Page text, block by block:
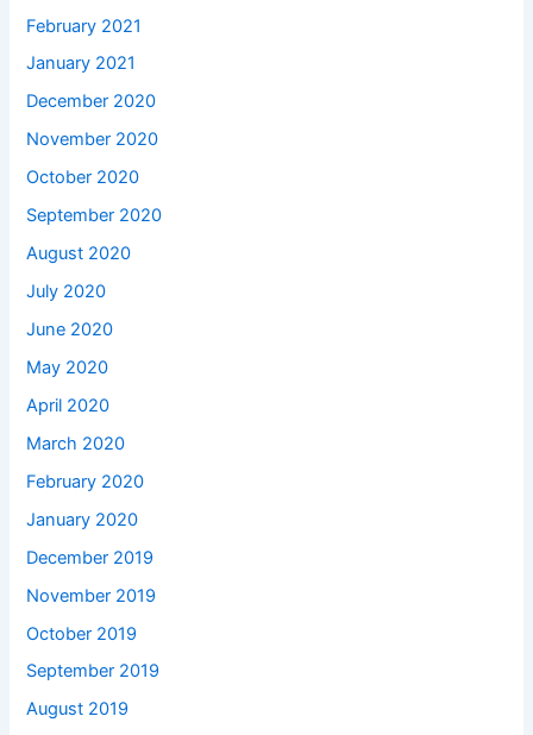
February 2021
January 2021
December 2020
November 2020
October 2020
September 2020
August 2020
July 2020
June 2020
May 2020
April 2020
March 2020
February 2020
January 2020
December 2019
November 2019
October 2019
September 2019
August 2019